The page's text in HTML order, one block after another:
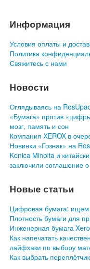
Информация
Условия оплаты и
Политика
Свяжитесь с нами
Новости
Оглядываясь на
«Бумага» против
мозг, память и сон
Компания XEROX в
Новинки «Гознак» на
Konica Minolta и
заключили соглашение о
Новые статьи
Цифровая бумага:
Плотность бумаги для
Инженерная бумага
Как напечатать
лайфхаки по выбору
Как выбрать